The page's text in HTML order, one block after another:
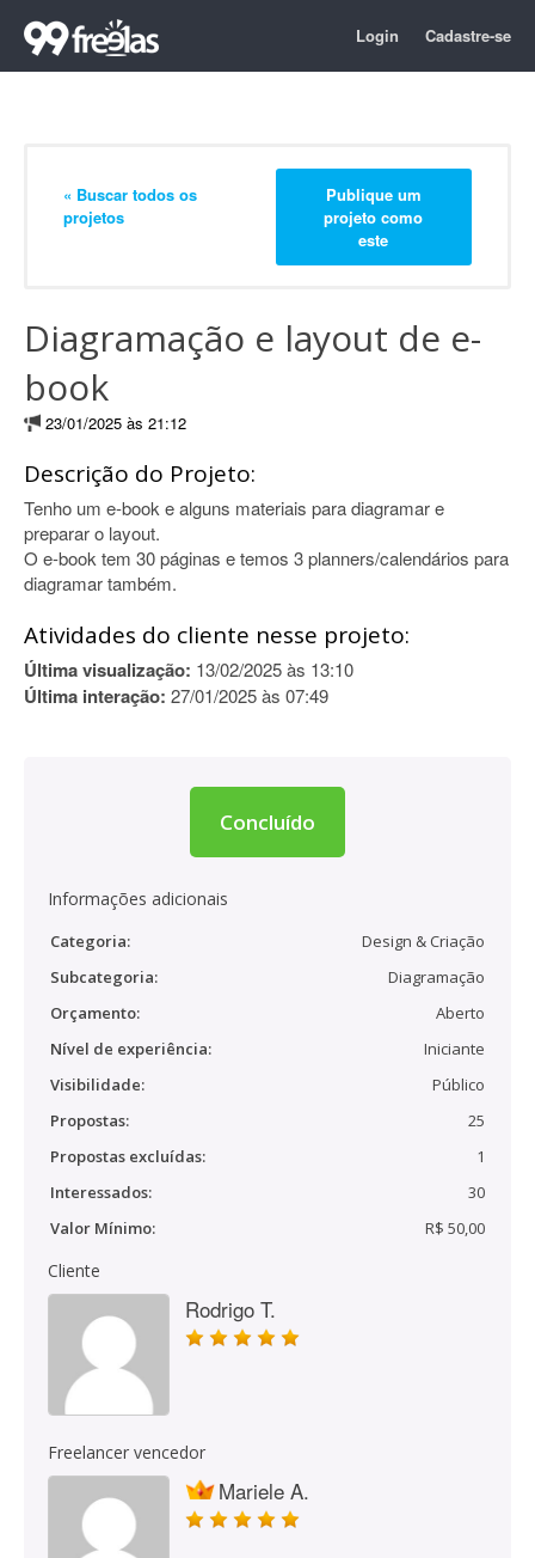
Login Cadastre-se
« Buscar todos os
projetos
Publique um
projeto como
este
Diagramação e layout de e-
book
23/01/2025 às 21:12
Descrição do Projeto:
Tenho um e-book e alguns materiais para diagramar e
preparar o layout.
O e-book tem 30 páginas e temos 3 planners/calendários para
diagramar também.
Atividades do cliente nesse projeto:
Última visualização: 13/02/2025 às 13:10
Última interação: 27/01/2025 às 07:49
Concluído
Informações adicionais
Categoria:
Design & Criação
Subcategoria:
Diagramação
Orçamento:
Aberto
Nível de experiência:
Iniciante
Visibilidade:
Público
Propostas:
25
Propostas excluídas:
1
Interessados:
30
Valor Mínimo:
R$ 50,00
Cliente
Rodrigo T.
Freelancer vencedor
Mariele A.